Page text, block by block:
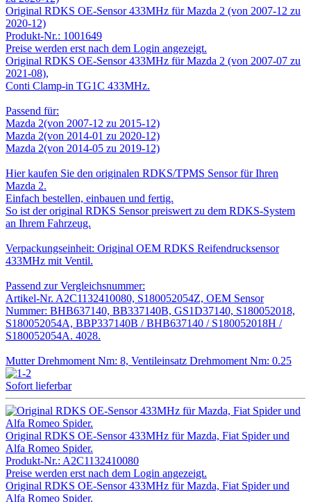
Original RDKS OE-Sensor 433MHz für Mazda 2 (von 2007-12 zu
2020-12)
Produkt-Nr.: 1001649
Preise werden erst nach dem Login angezeigt.
Original RDKS OE-Sensor 433MHz für Mazda 2 (von 2007-07 zu
2021-08),
Conti Clamp-in TG1C 433MHz.
Passend für:
Mazda 2(von 2007-12 zu 2015-12)
Mazda 2(von 2014-01 zu 2020-12)
Mazda 2(von 2014-05 zu 2019-12)
Hier kaufen Sie den originalen RDKS/TPMS Sensor für Ihren
Mazda 2.
Einfach bestellen, einbauen und fertig.
So ist der original RDKS Sensor preiswert zu dem RDKS-System
an Ihrem Fahrzeug.
Verpackungseinheit: Original OEM RDKS Reifendrucksensor
433MHz mit Ventil.
Passend zur Vergleichsnummer:
Artikel-Nr. A2C1132410080, S180052054Z, OEM Sensor
Nummer: BHB637140, BB337140B, GS1D37140, S180052018,
S180052054A, BBP337140B / BHB637140 / S180052018H /
S180052054A. 4028.
Mutter Drehmoment Nm: 8, Ventileinsatz Drehmoment Nm: 0.25
Sofort lieferbar
Original RDKS OE-Sensor 433MHz für Mazda, Fiat Spider und
Alfa Romeo Spider.
Produkt-Nr.: A2C1132410080
Preise werden erst nach dem Login angezeigt.
Original RDKS OE-Sensor 433MHz für Mazda, Fiat Spider und
Alfa Romeo Spider.